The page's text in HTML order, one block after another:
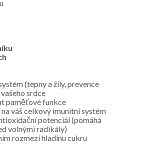
(tepny a žíly, prevence
srdce
paměťové funkce
váš celkový imunitní systém
potenciál (pomáhá
volnými radikály)
rozmezí hladinu cukru